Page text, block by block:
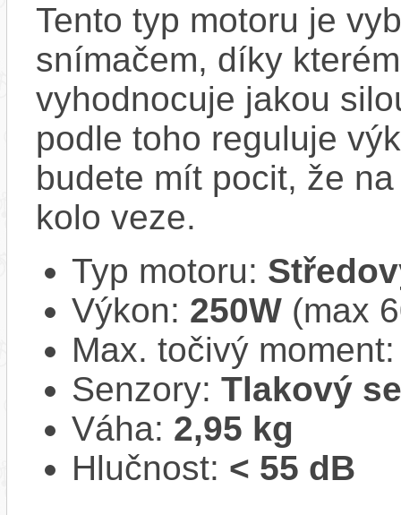
Tento typ motoru je
snímačem, díky
vyhodnocuje jakou
podle toho reguluje
budete mít pocit, že
kolo veze.
Typ motoru:
Výkon: 250W (max
Max. točivý
Senzory: Tlakový
Váha: 2,95 kg
Hlučnost: < 55 dB